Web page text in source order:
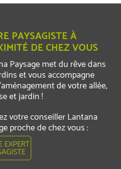
PAYSAGISTE À
DE CHEZ VOUS
Paysage met du rêve dans
et vous accompagne
de votre allée,
et jardin !
votre conseiller Lantana
proche de chez vous :
EXPERT